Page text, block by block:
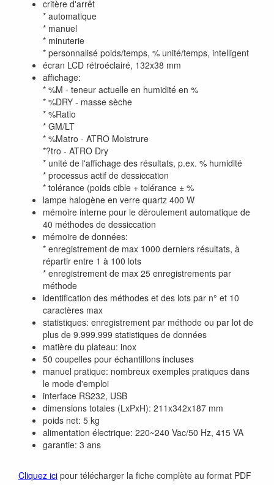
critère d'arrêt
* automatique
* manuel
* minuterie
* personnalisé poids/temps, % unité/temps, intelligent
écran LCD rétroéclairé, 132x38 mm
affichage:
* %M - teneur actuelle en humidité en %
* %DRY - masse sèche
* %Ratio
* GM/LT
* %Matro - ATRO Moistrure
*?tro - ATRO Dry
* unité de l'affichage des résultats, p.ex. % humidité
* processus actif de dessiccation
* tolérance (poids cible + tolérance ± %
lampe halogène en verre quartz 400 W
mémoire interne pour le déroulement automatique de
40 méthodes de dessiccation
mémoire de données:
* enregistrement de max 1000 derniers résultats, à
répartir entre 1 à 100 lots
* enregistrement de max 25 enregistrements par
méthode
identification des méthodes et des lots par n° et 10
caractères max
statistiques: enregistrement par méthode ou par lot de
plus de 9.999.999 statistiques de données
matière du plateau: inox
50 coupelles pour échantillons incluses
manuel pratique: nombreux exemples pratiques dans
le mode d'emploi
interface RS232, USB
dimensions totales (LxPxH): 211x342x187 mm
poids net: 5 kg
alimentation électrique: 220~240 Vac/50 Hz, 415 VA
garantie: 3 ans
Cliquez ici pour télécharger la fiche complète au format PDF